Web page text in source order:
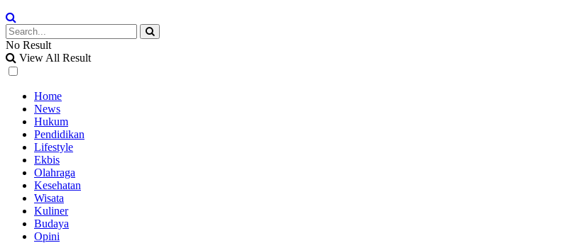
No Result
View All Result
Home
News
Hukum
Pendidikan
Lifestyle
Ekbis
Olahraga
Kesehatan
Wisata
Kuliner
Budaya
Opini